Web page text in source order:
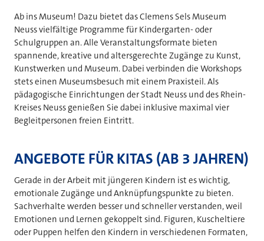
Ab ins Museum! Dazu bietet das Clemens Sels Museum
Neuss vielfältige Programme für Kindergarten- oder
Schulgruppen an. Alle Veranstaltungsformate bieten
spannende, kreative und altersgerechte Zugänge zu Kunst,
Kunstwerken und Museum. Dabei verbinden die Workshops
stets einen Museumsbesuch mit einem Praxisteil. Als
pädagogische Einrichtungen der Stadt Neuss und des Rhein-
Kreises Neuss genießen Sie dabei inklusive maximal vier
Begleitpersonen freien Eintritt.
ANGEBOTE FÜR KITAS (AB 3 JAHREN)
Gerade in der Arbeit mit jüngeren Kindern ist es wichtig,
emotionale Zugänge und Anknüpfungspunkte zu bieten.
Sachverhalte werden besser und schneller verstanden, weil
Emotionen und Lernen gekoppelt sind. Figuren, Kuscheltiere
oder Puppen helfen den Kindern in verschiedenen Formaten,